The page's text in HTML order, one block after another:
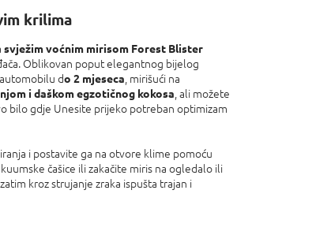
krilima
svježim voćnim mirisom Forest Blister
Oblikovan poput elegantnog bijelog
do 2 mjeseca , mirišući na
i daškom egzotičnog kokosa , ali možete
bilo gdje Unesite prijeko potreban optimizam
i postavite ga na otvore klime pomoću
čašice ili zakačite miris na ogledalo ili
kroz strujanje zraka ispušta trajan i